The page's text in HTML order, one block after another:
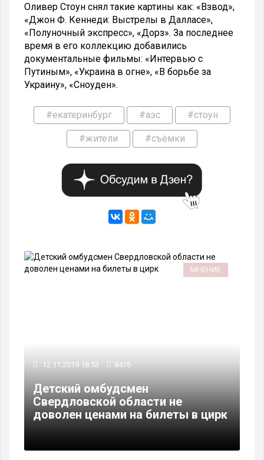
Оливер Стоун снял такие картины как: «Взвод»,
«Джон Ф. Кеннеди: Выстрелы в Далласе»,
«Полуночный экспресс», «Дорз». За последнее
время в его коллекцию добавились
документальные фильмы: «Интервью с
Путиным», «Украина в огне», «В борьбе за
Украину», «Сноуден».
#екатеринбург #аэс #стоун
#жители #съёмки
МНЕНИЕ
12.11.2019 18:53 8476
Детский омбудсмен
Свердловской области не
доволен ценами на билеты в цирк